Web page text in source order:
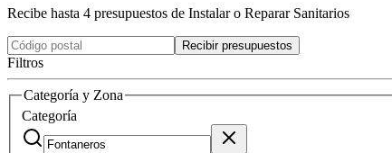
Recibe hasta 4 presupuestos de Instalar o Reparar Sanitarios
Recibir presupuestos
Filtros
Categoría y Zona
Categoría